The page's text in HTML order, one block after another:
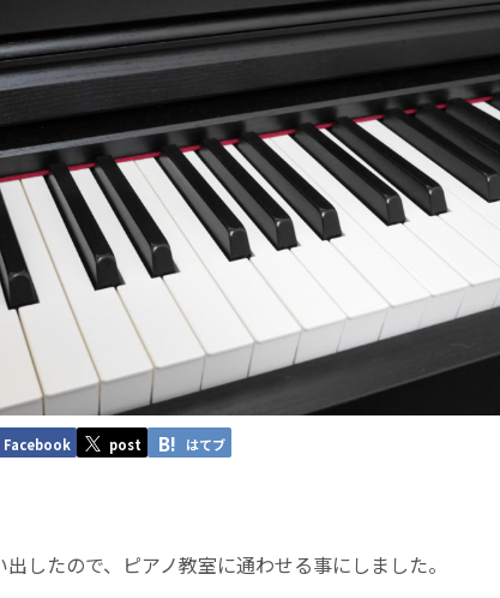
Facebook post はてブ
したので、ピアノ教室に通わせる事にしました。